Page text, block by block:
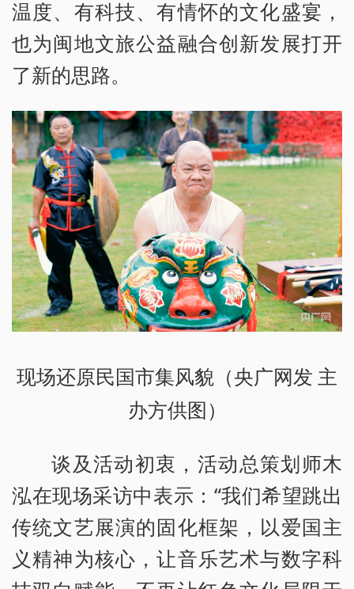
温度、有科技、有情怀的文化盛宴，
也为闽地文旅公益融合创新发展打开
了新的思路。
现场还原民国市集风貌（央广网发 主
办方供图）
谈及活动初衷，活动总策划师木
泓在现场采访中表示：“我们希望跳出
传统文艺展演的固化框架，以爱国主
义精神为核心，让音乐艺术与数字科